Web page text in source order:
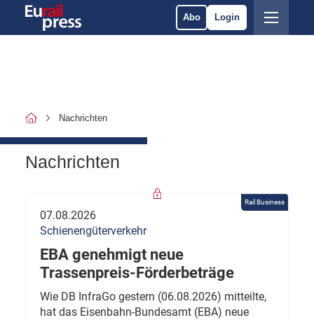
Abo Login
Nachrichten
Nachrichten
Rail Business
07.08.2026
Schienengüterverkehr
EBA genehmigt neue
Trassenpreis-Förderbeträge
Wie DB InfraGo gestern (06.08.2026) mitteilte,
hat das Eisenbahn-Bundesamt (EBA) neue